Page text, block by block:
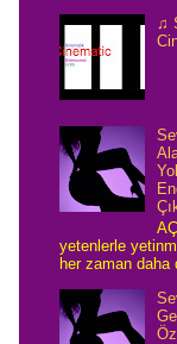
♫
yetenlerle
her zaman daha